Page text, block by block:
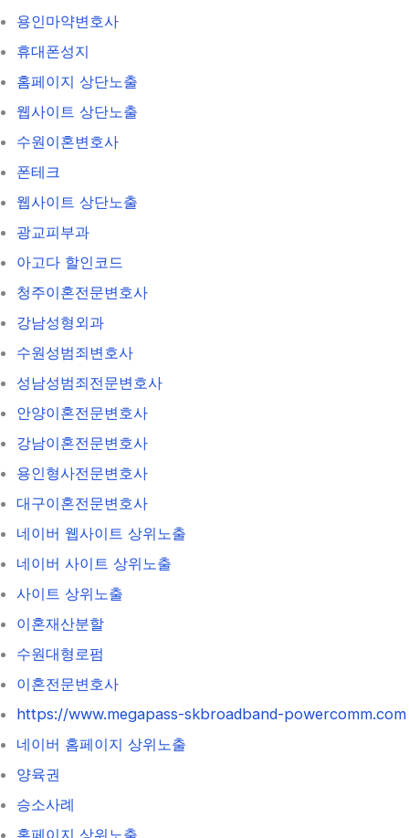
용인마약변호사
휴대폰성지
홈페이지 상단노출
웹사이트 상단노출
수원이혼변호사
폰테크
웹사이트 상단노출
광교피부과
아고다 할인코드
청주이혼전문변호사
강남성형외과
수원성범죄변호사
성남성범죄전문변호사
안양이혼전문변호사
강남이혼전문변호사
용인형사전문변호사
대구이혼전문변호사
네이버 웹사이트 상위노출
네이버 사이트 상위노출
사이트 상위노출
이혼재산분할
수원대형로펌
이혼전문변호사
https://www.megapass-skbroadband-powercomm.com
네이버 홈페이지 상위노출
양육권
승소사례
홈페이지 상위노출